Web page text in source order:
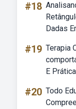
#18
Dadas
#19 Terapia
E
#20 Todo